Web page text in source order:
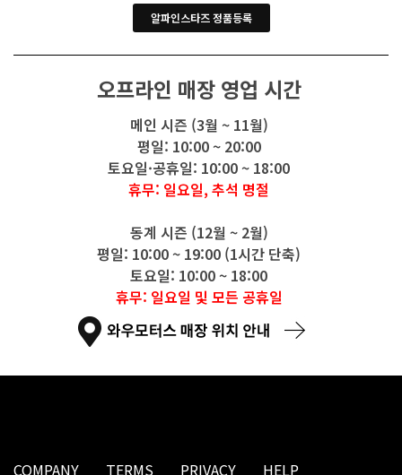
알파인스타즈 정품등록
오프라인 매장 영업 시간
메인 시즌 (3월 ~ 11월)
평일: 10:00 ~ 20:00
토요일·공휴일: 10:00 ~ 18:00
휴무: 일요일, 추석 명절
동계 시즌 (12월 ~ 2월)
평일: 10:00 ~ 19:00 (1시간 단축)
토요일: 10:00 ~ 18:00
휴무: 일요일 및 모든 공휴일
COMPANY TERMS PRIVACY HELP